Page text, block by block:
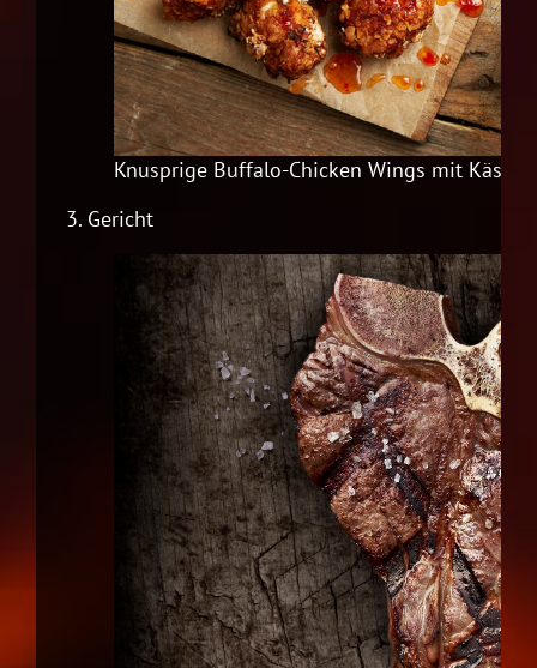
Knusprige Buffalo-Chicken Wings mit
3. Gericht